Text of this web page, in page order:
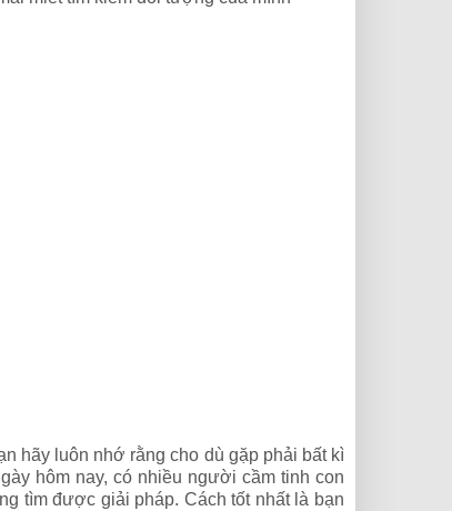
hãy luôn nhớ rằng cho dù gặp phải bất kì
hôm nay, có nhiều người cầm tinh con
tìm được giải pháp. Cách tốt nhất là bạn